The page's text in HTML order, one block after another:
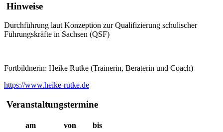
Hinweise
Durchführung laut Konzeption zur Qualifizierung schulischer
Führungskräfte in Sachsen (QSF)
Fortbildnerin: Heike Rutke (Trainerin, Beraterin und Coach)
https://www.heike-rutke.de
Veranstaltungstermine
am von
bis